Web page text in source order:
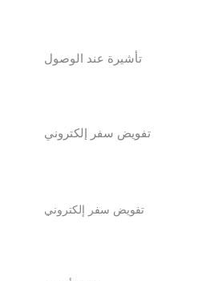
تأشيرة عند الوصول
تفويض سفر إلكتروني
تفويض سفر إلكتروني